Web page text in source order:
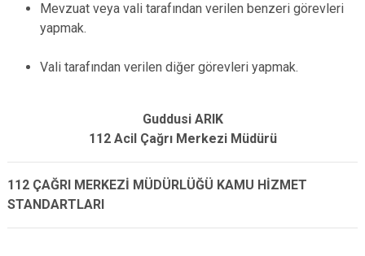
Mevzuat veya vali tarafından verilen benzeri görevleri
yapmak.
Vali tarafından verilen diğer görevleri yapmak.
Guddusi ARIK
112 Acil Çağrı Merkezi Müdürü
112 ÇAĞRI MERKEZİ MÜDÜRLÜĞÜ KAMU HİZMET
STANDARTLARI